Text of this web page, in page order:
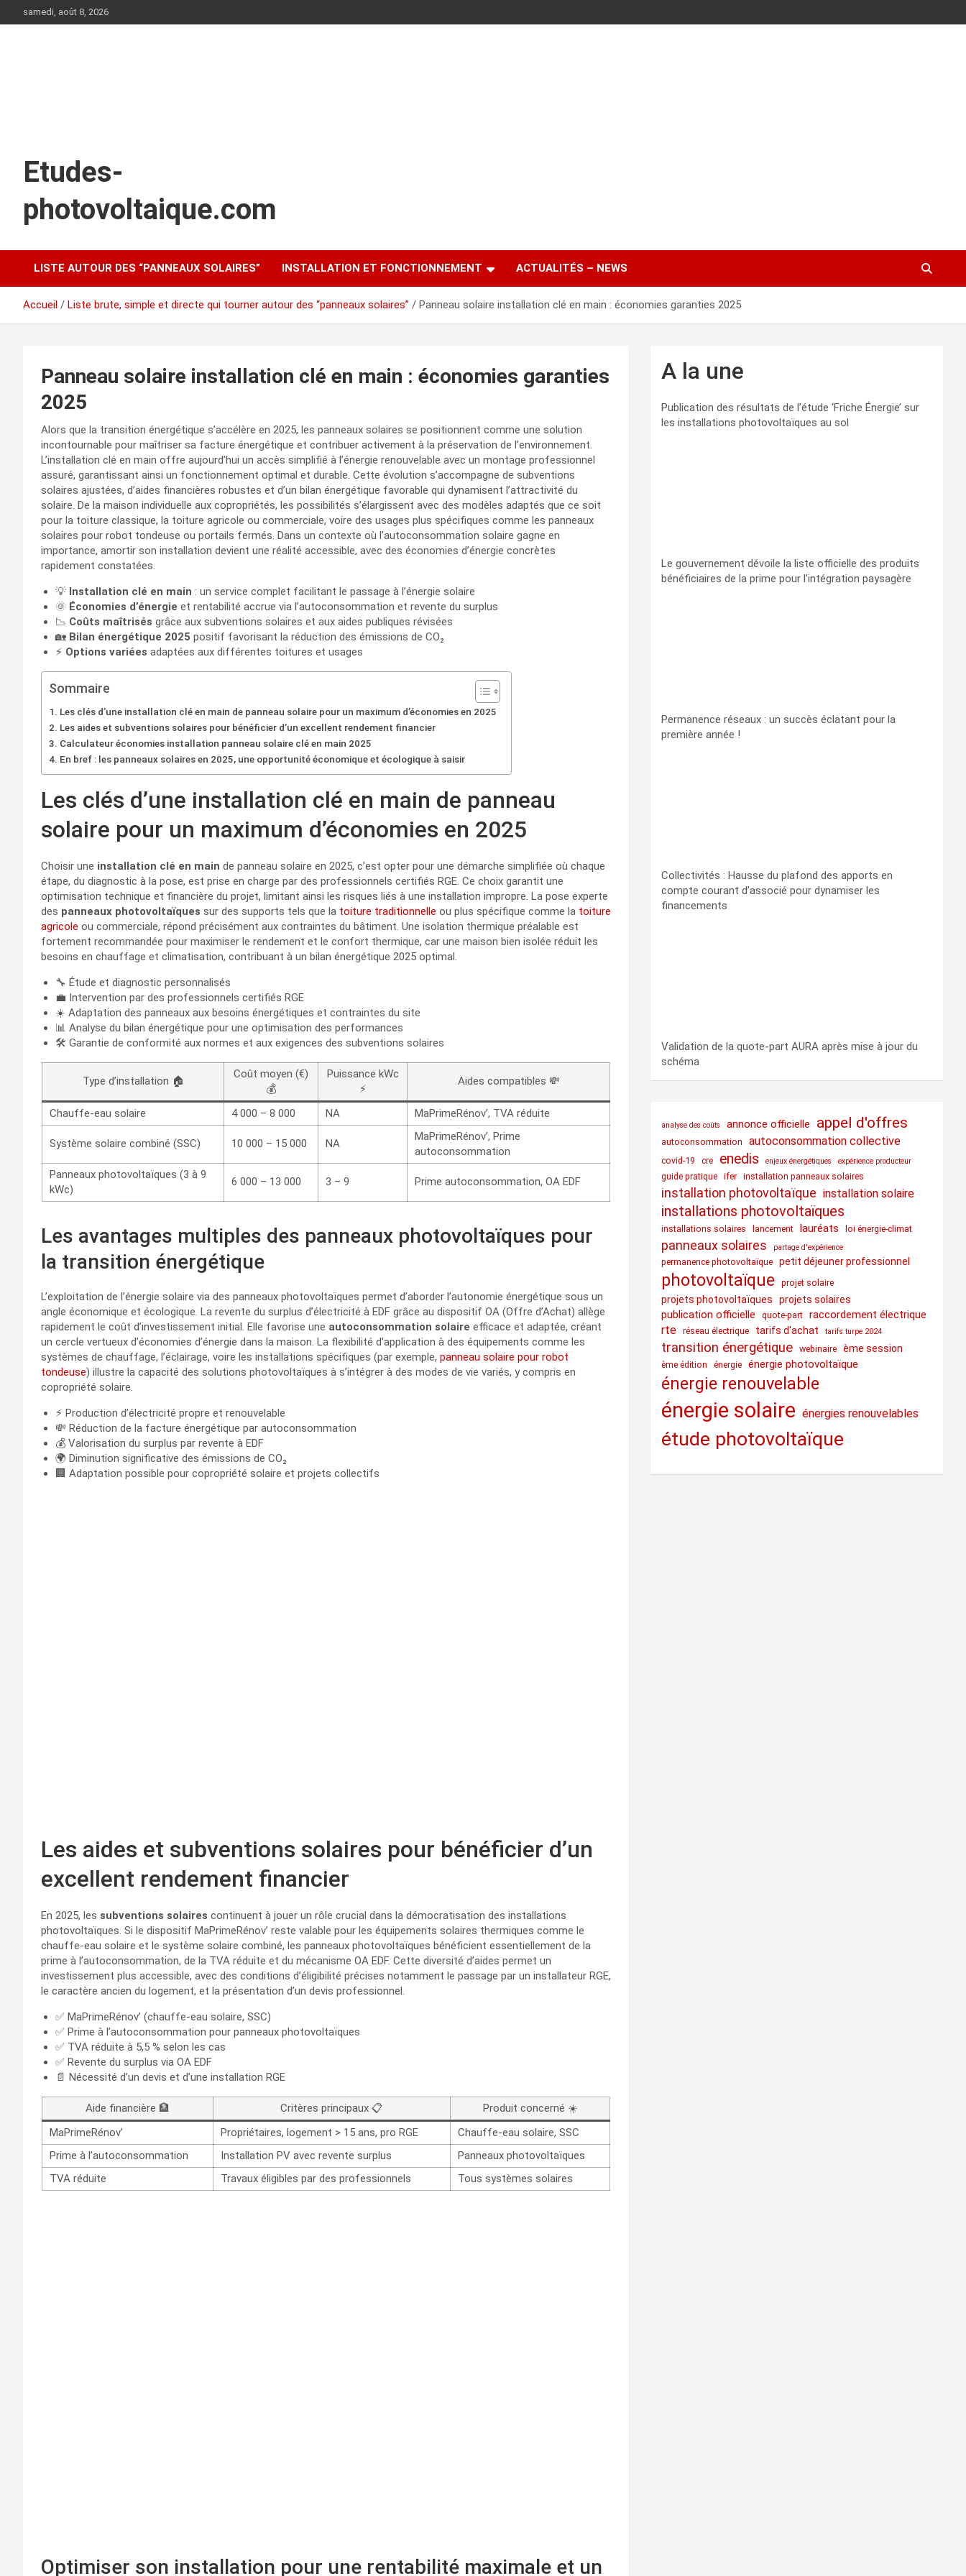
au
samedi, août 8, 2026
Etudes-
photovoltaique.com
LISTE AUTOUR DES “PANNEAUX SOLAIRES” INSTALLATION ET FONCTIONNEMENT ACTUALITÉS – NEWS
Accueil Liste brute, simple et directe qui tourner autour des “panneaux solaires” Panneau solaire installation clé en main : économies garanties 2025
Panneau solaire installation clé en main : économies garanties
2025
Alors que la transition énergétique s’accélère en 2025, les panneaux solaires se positionnent comme une solution
incontournable pour maîtriser sa facture énergétique et contribuer activement à la préservation de l’environnement.
L’installation clé en main offre aujourd’hui un accès simplifié à l’énergie renouvelable avec un montage professionnel
assuré, garantissant ainsi un fonctionnement optimal et durable. Cette évolution s’accompagne de subventions
solaires ajustées, d’aides financières robustes et d’un bilan énergétique favorable qui dynamisent l’attractivité du
solaire. De la maison individuelle aux copropriétés, les possibilités s’élargissent avec des modèles adaptés que ce soit
pour la toiture classique, la toiture agricole ou commerciale, voire des usages plus spécifiques comme les panneaux
solaires pour robot tondeuse ou portails fermés. Dans un contexte où l’autoconsommation solaire gagne en
importance, amortir son installation devient une réalité accessible, avec des économies d’énergie concrètes
rapidement constatées.
💡 Installation clé en main : un service complet facilitant le passage à l’énergie solaire
🌞 Économies d’énergie et rentabilité accrue via l’autoconsommation et revente du surplus
📉 Coûts maîtrisés grâce aux subventions solaires et aux aides publiques révisées
🏡 Bilan énergétique 2025 positif favorisant la réduction des émissions de CO₂
⚡ Options variées adaptées aux différentes toitures et usages
Sommaire
Les clés d’une installation clé en main de panneau solaire pour un maximum d’économies en 2025
Les aides et subventions solaires pour bénéficier d’un excellent rendement financier
Calculateur économies installation panneau solaire clé en main 2025
En bref : les panneaux solaires en 2025, une opportunité économique et écologique à saisir
Les clés d’une installation clé en main de panneau
solaire pour un maximum d’économies en 2025
Choisir une installation clé en main de panneau solaire en 2025, c’est opter pour une démarche simplifiée où chaque
étape, du diagnostic à la pose, est prise en charge par des professionnels certifiés RGE. Ce choix garantit une
optimisation technique et financière du projet, limitant ainsi les risques liés à une installation impropre. La pose experte
des panneaux photovoltaïques sur des supports tels que la toiture traditionnelle ou plus spécifique comme la toiture
agricole ou commerciale, répond précisément aux contraintes du bâtiment. Une isolation thermique préalable est
fortement recommandée pour maximiser le rendement et le confort thermique, car une maison bien isolée réduit les
besoins en chauffage et climatisation, contribuant à un bilan énergétique 2025 optimal.
🔧 Étude et diagnostic personnalisés
💼 Intervention par des professionnels certifiés RGE
☀️ Adaptation des panneaux aux besoins énergétiques et contraintes du site
📊 Analyse du bilan énergétique pour une optimisation des performances
🛠️ Garantie de conformité aux normes et aux exigences des subventions solaires
Type d’installation 🏠
Coût moyen (€)
💰
Puissance kWc
⚡
Aides compatibles 💸
Chauffe-eau solaire 4 000 – 8 000 NA MaPrimeRénov’, TVA réduite
Système solaire combiné (SSC) 10 000 – 15 000 NA
MaPrimeRénov’, Prime
autoconsommation
Panneaux photovoltaïques (3 à 9
kWc)
6 000 – 13 000 3 – 9 Prime autoconsommation, OA EDF
Les avantages multiples des panneaux photovoltaïques pour
la transition énergétique
L’exploitation de l’énergie solaire via des panneaux photovoltaïques permet d’aborder l’autonomie énergétique sous un
angle économique et écologique. La revente du surplus d’électricité à EDF grâce au dispositif OA (Offre d’Achat) allège
rapidement le coût d’investissement initial. Elle favorise une autoconsommation solaire efficace et adaptée, créant
un cercle vertueux d’économies d’énergie dans la maison. La flexibilité d’application à des équipements comme les
systèmes de chauffage, l’éclairage, voire les installations spécifiques (par exemple, panneau solaire pour robot
tondeuse) illustre la capacité des solutions photovoltaïques à s’intégrer à des modes de vie variés, y compris en
copropriété solaire.
⚡ Production d’électricité propre et renouvelable
💸 Réduction de la facture énergétique par autoconsommation
💰 Valorisation du surplus par revente à EDF
🌍 Diminution significative des émissions de CO₂
🏢 Adaptation possible pour copropriété solaire et projets collectifs
Les aides et subventions solaires pour bénéficier d’un
excellent rendement financier
En 2025, les subventions solaires continuent à jouer un rôle crucial dans la démocratisation des installations
photovoltaïques. Si le dispositif MaPrimeRénov’ reste valable pour les équipements solaires thermiques comme le
chauffe-eau solaire et le système solaire combiné, les panneaux photovoltaïques bénéficient essentiellement de la
prime à l’autoconsommation, de la TVA réduite et du mécanisme OA EDF. Cette diversité d’aides permet un
investissement plus accessible, avec des conditions d’éligibilité précises notamment le passage par un installateur RGE,
le caractère ancien du logement, et la présentation d’un devis professionnel.
✅ MaPrimeRénov’ (chauffe-eau solaire, SSC)
✅ Prime à l’autoconsommation pour panneaux photovoltaïques
✅ TVA réduite à 5,5 % selon les cas
✅ Revente du surplus via OA EDF
📄 Nécessité d’un devis et d’une installation RGE
Aide financière 🏦 Critères principaux 📋
Produit concerné ☀️
MaPrimeRénov’
Propriétaires, logement > 15 ans, pro RGE
Chauffe-eau solaire, SSC
Prime à l’autoconsommation
Installation PV avec revente surplus
Panneaux photovoltaïques
TVA réduite
Travaux éligibles par des professionnels Tous systèmes solaires
Optimiser son installation pour une rentabilité maximale et un
A la une
Publication des résultats de l’étude ‘Friche Énergie’ sur
les installations photovoltaïques au sol
Le gouvernement dévoile la liste officielle des produits
bénéficiaires de la prime pour l’intégration paysagère
Permanence réseaux : un succès éclatant pour la
première année !
Collectivités : Hausse du plafond des apports en
compte courant d’associé pour dynamiser les
financements
Validation de la quote-part AURA après mise à jour du
schéma
analyse des coûts annonce officielle appel d'offres
autoconsommation autoconsommation collective
covid-19 cre enedis enjeux énergétiques expérience producteur
guide pratique ifer installation panneaux solaires
installation photovoltaïque installation solaire
installations photovoltaïques
installations solaires lancement lauréats loi énergie-climat
panneaux solaires partage d'expérience
permanence photovoltaïque petit déjeuner professionnel
photovoltaïque projet solaire
projets photovoltaïques projets solaires
publication officielle quote-part raccordement électrique
rte réseau électrique tarifs d'achat tarifs turpe 2024
transition énergétique webinaire ème session
ème édition énergie énergie photovoltaïque
énergie renouvelable
énergie solaire énergies renouvelables
étude photovoltaïque